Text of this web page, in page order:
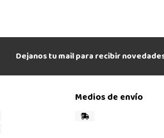
Dejanos tu mail para recibir
Medios de envío